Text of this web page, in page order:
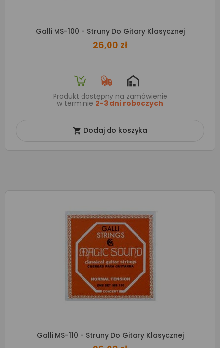
Galli MS-100 - Struny Do Gitary Klasycznej
26,00 zł
Produkt dostępny na zamówienie
w terminie 2-3 dni roboczych
 Dodaj do koszyka
Galli MS-110 - Struny Do Gitary Klasycznej